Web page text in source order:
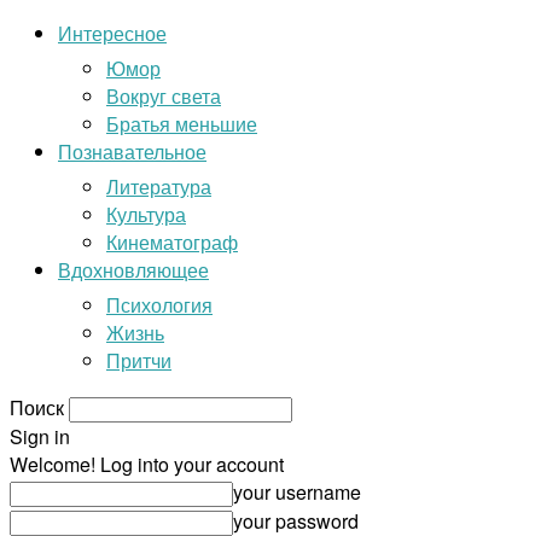
Интересное
Юмор
Вокруг света
Братья меньшие
Познавательное
Литература
Культура
Кинематограф
Вдохновляющее
Психология
Жизнь
Притчи
Поиск
Sign in
Welcome! Log into your account
your username
your password